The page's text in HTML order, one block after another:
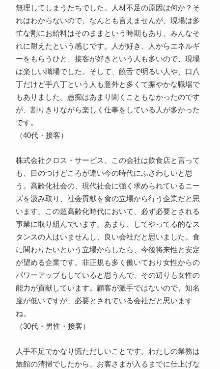
無理してしまうたちでした。人材不足の原因は何か？そ
れはわからないので、なんとも言えませんが、現場は多
忙な割にお給料はそのままという時期もあり、みんなそ
れに耐えたという感じです。人が好き、人からエネルギ
ーをもらうひと、接客が好きという人も多いので、現場
は楽しい職場でした。そして、饒舌で明るい人や、口八
丁だけど手八丁という人も意外と多くて賑やかな職場で
もありました。愚痴はあまり聞くこともなかったのです
が、割りきりながら楽しく仕事をしている人が多かった
です。
（40代・接客）
株式会社クロス・サービス、この会社は飲食店と言って
も、目のつけどころが違い今の時代にふさわしいと思
う。高齢化社会の、現代社会に強く求められているニー
ズを汲み取り、社会貢献を食の立場から行う企業だと思
います。この超高齢化時代において、必ず必要とされる
事業に取り組んでいます。あまり、してやってる的なス
タンスの人はいませんし、良い会社だと思いました。食
に関わりたいという立場からしたら、今後将来性と安定
が望める企業です。非正規も多く働いており女性からの
パワーアップもしていると思うんで、その辺りも女性の
能力が貢献しています。顧客が派手ではないので、知名
度が低いですが、必要とされている会社だと思います
ね。
（30代・男性・接客）
人手不足でかなり慌ただしいことです。わたしの業務は
旅館の清掃でしたから、お客さまが入るまでに仕上げな